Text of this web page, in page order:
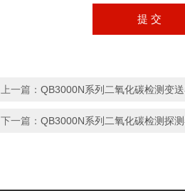
上一篇： QB3000N系列二氧化碳检测变
下一篇： QB3000N系列二氧化碳检测探